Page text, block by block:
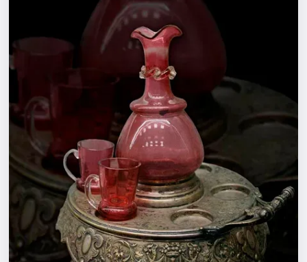
Спорт
События
Города
Площадки
Артисты
Рейтинги